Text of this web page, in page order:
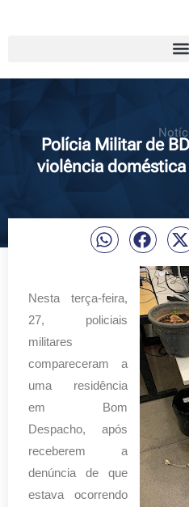
Polícia Militar de
violência
Nesta terça-feira,
27, policiais
militares
compareceram a
uma residência
em Bom
Despacho, após
receberem a
denúncia de que
estava ocorrendo